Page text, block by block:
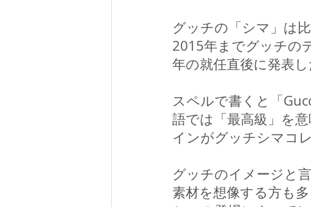
グッチの「シマ」は
2015年までグッチの
年の就任直後に発表
スペルで書くと「
語では「最高級」を
インがグッチシマコ
グッチのイメージと
素材を想像する方も